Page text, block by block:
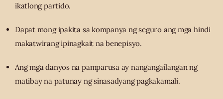
ikatlong partido.
Dapat mong ipakita sa kompanya ng seguro ang mga hindi
makatwirang ipinagkait na benepisyo.
Ang mga danyos na pamparusa ay nangangailangan ng
matibay na patunay ng sinasadyang pagkakamali.